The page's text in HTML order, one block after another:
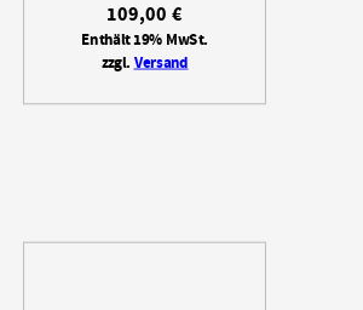
109,00 €
Enthält 19% MwSt.
zzgl.Versand